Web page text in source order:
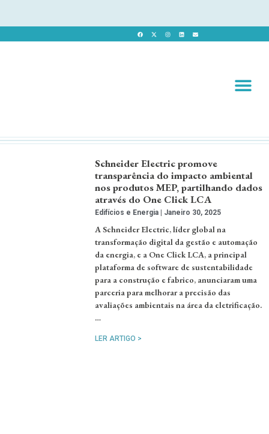
Schneider Electric promove
transparência do impacto ambiental
nos produtos MEP, partilhando dados
através do One Click LCA
Edifícios e Energia Janeiro 30, 2025
A Schneider Electric, líder global na
transformação digital da gestão e automação
da energia, e a One Click LCA, a principal
plataforma de software de sustentabilidade
para a construção e fabrico, anunciaram uma
parceria para melhorar a precisão das
avaliações ambientais na área da eletrificação.
…
LER ARTIGO >